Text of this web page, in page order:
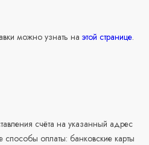
можно узнать на этой странице.
счёта на указанный адрес
оплаты: банковские карты